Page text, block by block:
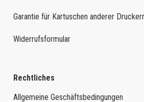
Garantie für Kartuschen anderer
Widerrufsformular
Rechtliches
Allgemeine Geschäftsbedingungen